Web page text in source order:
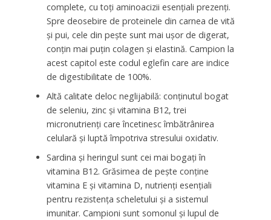
complete, cu toți aminoacizii esențiali prezenți.
Spre deosebire de proteinele din carnea de vită
și pui, cele din pește sunt mai ușor de digerat,
conțin mai puțin colagen și elastină. Campion la
acest capitol este codul eglefin care are indice
de digestibilitate de 100%.
Altă calitate deloc neglijabilă: conținutul bogat
de seleniu, zinc și vitamina B12, trei
micronutrienți care încetinesc îmbătrânirea
celulară și luptă împotriva stresului oxidativ.
Sardina și heringul sunt cei mai bogați în
vitamina B12. Grăsimea de pește conține
vitamina E și vitamina D, nutrienți esențiali
pentru rezistența scheletului și a sistemul
imunitar. Campioni sunt somonul și lupul de